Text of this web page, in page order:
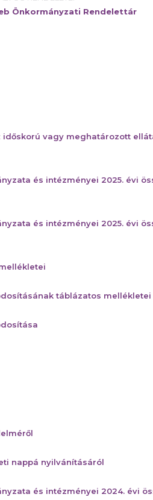
Önkormányzati Rendelettár
vagy meghatározott
és intézményei 2025. évi
és intézményei 2025. évi
táblázatos mellékletei
nappá nyilvánításáról
és intézményei 2024. évi